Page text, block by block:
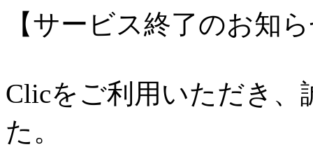
【サービス終了のお知
Clicをご利用いただき
た。